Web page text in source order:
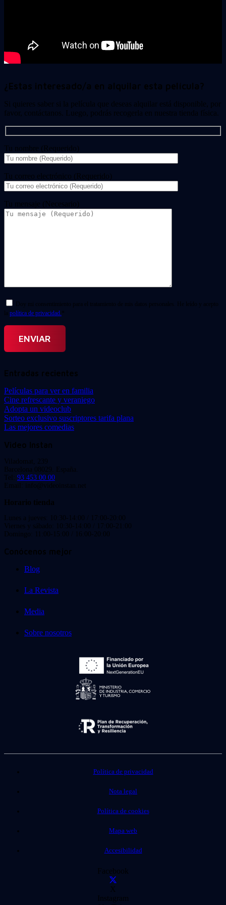
¿Estas interesado/a en alquilar esta película?
Si quieres saber si la película que deseas alquilar está disponible, por
favor, contáctanos. Luego, podrás recogerla en nuestra tienda física.
Tu nombre (Requerido)
Tu correo electrónico (Requerido)
Tu mensaje (Necesario)
Doy mi consentimiento para el tratamiento de mis datos personales. He leído y acepto
la política de privacidad. *
Entradas recientes
Películas para ver en familia
Cine refrescante y veraniego
Adopta un videoclub
Sorteo exclusivo suscriptores tarifa plana
Las mejores comedias
Video Instan
Viladomat, 239
Barcelona 08029. España.
Tel: 93 453 00 00
Email: info@videoinstan.net
Horario tienda
Lunes a jueves: 10:30-14:00 / 17:00-20:00
Viernes y sábado: 10:30-14:00 / 17:00-21:00
Domingo: 11:00-15:00 / 16:00-20:00
Conócenos mejor
Blog
La Revista
Media
Sobre nosotros
Política de privacidad
Nota legal
Política de cookies
Mapa web
Accesibilidad
Facebook
X
Instagram